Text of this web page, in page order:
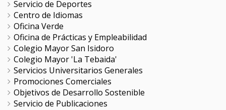
Servicio de Deportes
Centro de Idiomas
Oficina Verde
Oficina de Prácticas y Empleabilidad
Colegio Mayor San Isidoro
Colegio Mayor 'La Tebaida'
Servicios Universitarios Generales
Promociones Comerciales
Objetivos de Desarrollo Sostenible
Servicio de Publicaciones